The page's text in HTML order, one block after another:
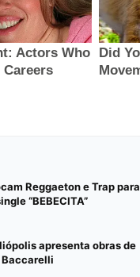
Reggaeton e Trap para
“BEBECITA”
apresenta obras de
Baccarelli